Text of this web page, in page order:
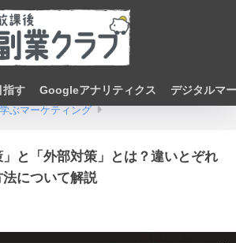
指す Googleアナリティクス デジタルマ
ぶマーケティング
と「外部対策」とは？違いとぞれ
について解説